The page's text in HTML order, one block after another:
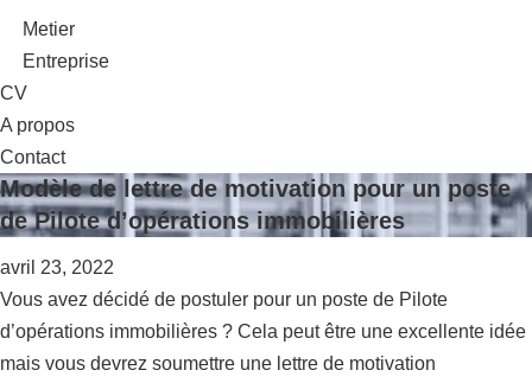
Metier
Entreprise
CV
A propos
Contact
Modèle de lettre de motivation pour un poste
de Pilote d’opérations immobilières
avril 23, 2022
Vous avez décidé de postuler pour un poste de Pilote
d’opérations immobilières ? Cela peut être une excellente idée
mais vous devrez soumettre une lettre de motivation